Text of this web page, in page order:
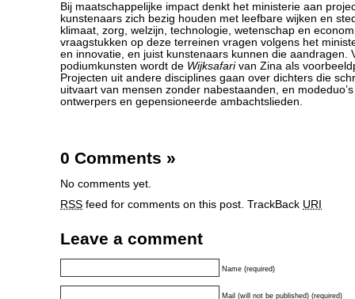
Bij maatschappelijke impact denkt het ministerie aan
kunstenaars zich bezig houden met leefbare wijken en
klimaat, zorg, welzijn, technologie, wetenschap en
vraagstukken op deze terreinen vragen volgens het
en innovatie, en juist kunstenaars kunnen die aandragen.
podiumkunsten wordt de Wijksafarivan Zina als
Projecten uit andere disciplines gaan over dichters die
uitvaart van mensen zonder nabestaanden, en
ontwerpers en gepensioneerde ambachtslieden.
0 Comments »
No comments yet.
RSS feed for comments on this post. TrackBack URI
Leave a comment
Name (required)
Mail (will not be published) (required)